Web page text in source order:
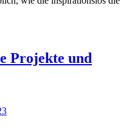
Projekte und